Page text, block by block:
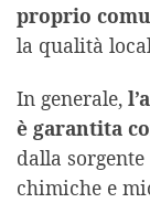
proprio
la qualità
In generale,
è garantita
dalla
chimiche e